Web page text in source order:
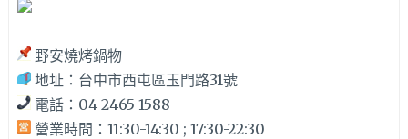
野安燒烤鍋物
地址：台中市西屯區玉門路31號
電話：04 2465 1588
營業時間：11:30-14:30 ; 17:30-22:30